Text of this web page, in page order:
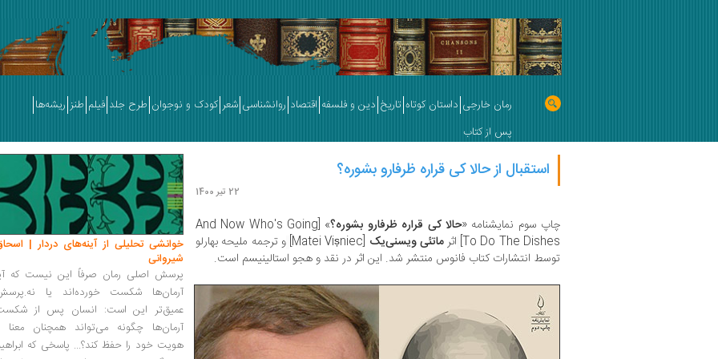
رمان خارجی داستان کوتاه تاریخ دین و فلسفه اقتصاد روانشناسی شعر کودک و نوجوان طرح جلد فیلم طنز ریشه‌ها
پس از کتاب
استقبال از حالا کی قراره ظرفارو بشوره؟
22 تیر 1400
چاپ سوم نمایشنامه «حالا کی قراره ظرفارو بشوره؟
» [And Now Who's Going
To Do The Dishes] اثرماتئی ویسنی‌یک [Matei Vișniec]
و ترجمه ملیحه بهارلو
توسط انتشارات کتاب فانوس منتشر شد. این اثر در نقد و هجو استالینیسم است.
خوانشی تحلیلی از آینه‌های دردار |
شیروانی
پرسش اصلی رمان صرفاً این نیست که
آرمان‌ها شکست خورده‌اند یا
عمیق‌تر این است: انسان پس از
آرمان‌ها چگونه می‌تواند همچنان معنا
هویت خود را حفظ کند؟... پاسخی که